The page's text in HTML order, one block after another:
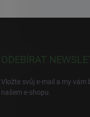
ODEBÍRAT
Vložte svůj e-mail a my
našem e-shopu.